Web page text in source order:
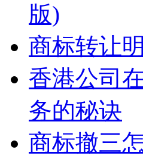
版)
商标转让
香港公司
务的秘诀
商标撤三